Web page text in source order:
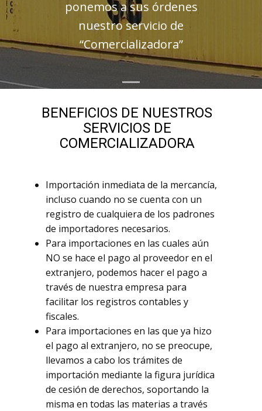
ponemos a sus órdenes
nuestro servicio de
“Comercializadora”
BENEFICIOS DE NUESTROS
SERVICIOS DE
COMERCIALIZADORA
Importación inmediata de la mercancía,
incluso cuando no se cuenta con un
registro de cualquiera de los padrones
de importadores necesarios.
Para importaciones en las cuales aún
NO se hace el pago al proveedor en el
extranjero, podemos hacer el pago a
través de nuestra empresa para
facilitar los registros contables y
fiscales.
Para importaciones en las que ya hizo
el pago al extranjero, no se preocupe,
llevamos a cabo los trámites de
importación mediante la figura jurídica
de cesión de derechos, soportando la
misma en todas las materias a través